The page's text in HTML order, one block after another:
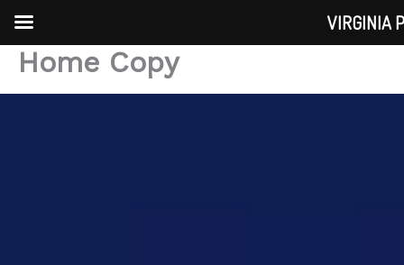
content
Home Copy
VIRGINIA